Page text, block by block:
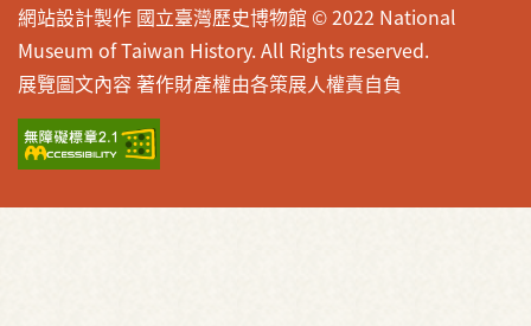
網站設計製作 國立臺灣歷史博物館 © 2022 National
Museum of Taiwan History. All Rights reserved.
展覽圖文內容 著作財產權由各策展人權責自負